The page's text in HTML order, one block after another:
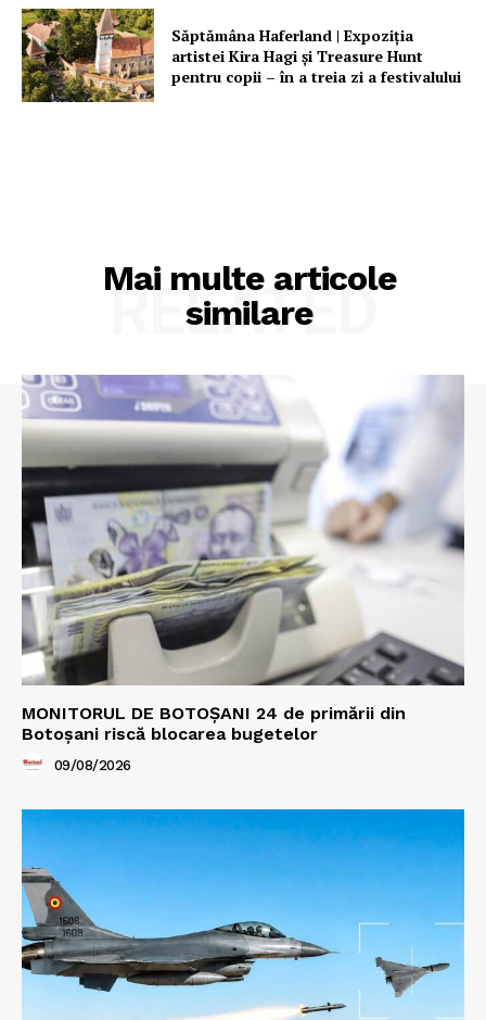
Săptămâna Haferland | Expoziţia
artistei Kira Hagi şi Treasure Hunt
pentru copii – în a treia zi a festivalului
Mai multe articole
similare
RELATED
MONITORUL DE BOTOȘANI 24 de primării din
Botoșani riscă blocarea bugetelor
09/08/2026